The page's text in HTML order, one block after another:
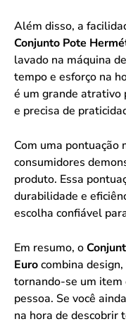
Além disso, a
Conjunto Pote
lavado na máquina
tempo e esforço na
é um grande atrativo
e precisa de
Com uma pontuação
consumidores
produto. Essa
durabilidade e
escolha confiável
Em resumo, o
Eurocombina
tornando-se um item
pessoa. Se você
na hora de descobrir